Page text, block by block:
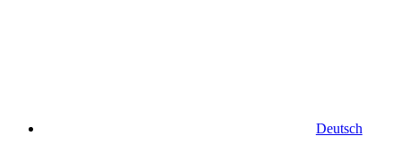
Deutsch